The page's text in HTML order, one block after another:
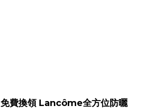
免費換領 Lancôme全方位防曬